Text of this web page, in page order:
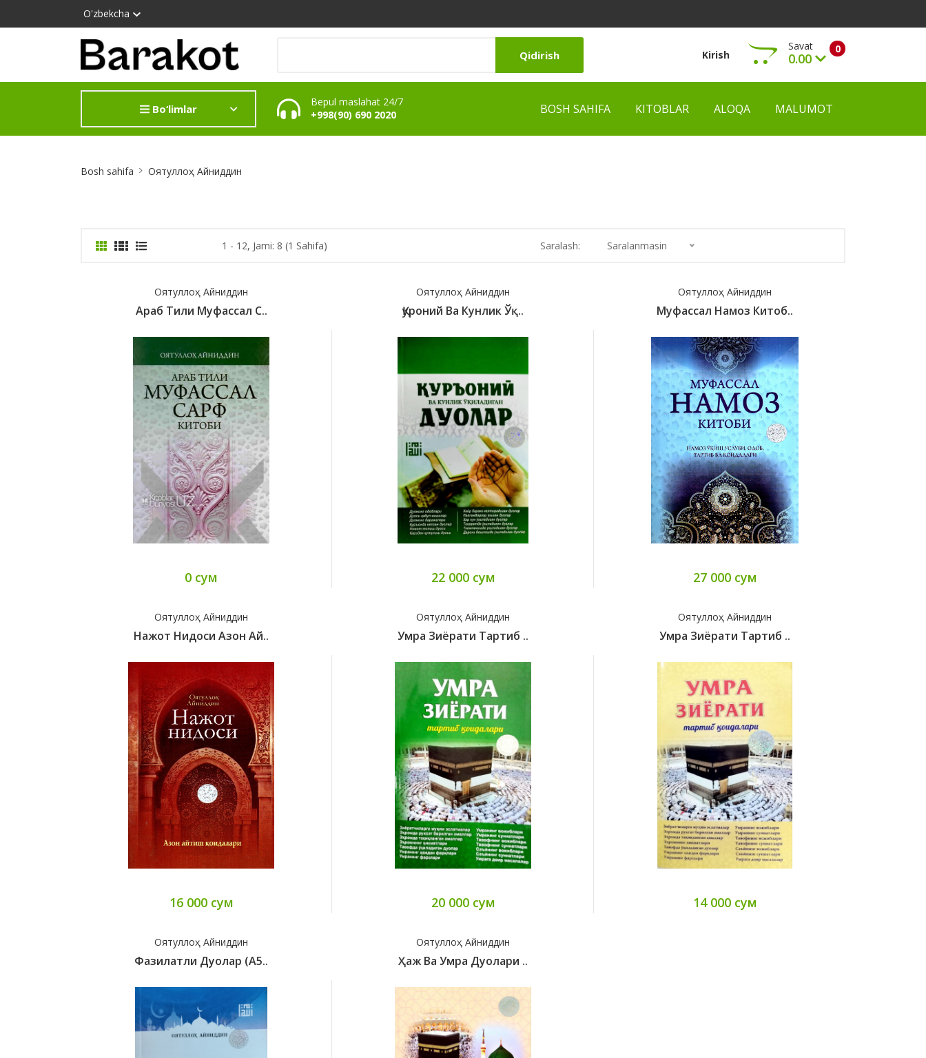
O'zbekcha
Qidirish Kirish 0
Savat
0.00
Ko‘rish
Bo‘limlar
Bepul maslahat 24/7
+998(90) 690 2020
BOSH SAHIFA KITOBLAR ALOQA MALUMOT
Bosh sahifa Оятуллоҳ Айниддин
1 - 12, Jami: 8 (1 Sahifa) Saralash: Saralanmasin
Оятуллоҳ Айниддин
Араб Тили Муфассал С..
0 сум
Оятуллоҳ Айниддин
Қуроний Ва Кунлик Ўқ..
22 000 сум
Оятуллоҳ Айниддин
Муфассал Намоз Китоб..
27 000 сум
Оятуллоҳ Айниддин
Нажот Нидоси Азон Ай..
16 000 сум
Оятуллоҳ Айниддин
Умра Зиёрати Тартиб ..
20 000 сум
Оятуллоҳ Айниддин
Умра Зиёрати Тартиб ..
14 000 сум
Оятуллоҳ Айниддин
Фазилатли Дуолар (А5..
Оятуллоҳ Айниддин
Ҳаж Ва Умра Дуолари ..